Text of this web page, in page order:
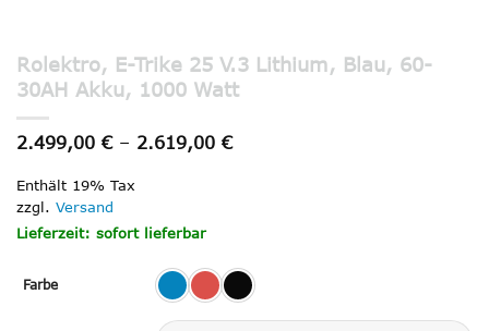
Rolektro, E-Trike 25 V.3 Lithium, Blau, 60-
30AH Akku, 1000 Watt
2.499,00 € – 2.619,00 €Preisspanne:
Enthält 19% Tax
zzgl. Versand
Lieferzeit: sofort lieferbar
Farbe